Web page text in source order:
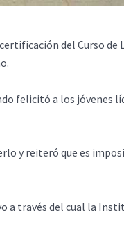
del Curso de
felicitó a los jóvenes
y reiteró que es
a través del cual la